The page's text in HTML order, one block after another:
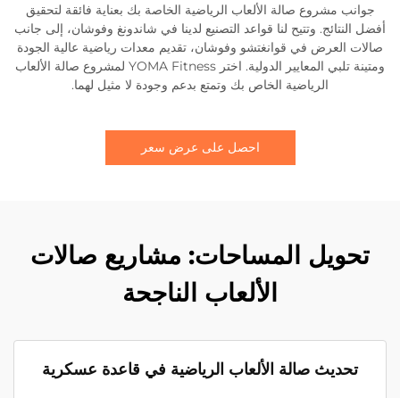
جوانب مشروع صالة الألعاب الرياضية الخاصة بك بعناية فائقة لتحقيق
أفضل النتائج. وتتيح لنا قواعد التصنيع لدينا في شاندونغ وفوشان، إلى جانب
صالات العرض في قوانغتشو وفوشان، تقديم معدات رياضية عالية الجودة
ومتينة تلبي المعايير الدولية. اختر YOMA Fitness لمشروع صالة الألعاب
الرياضية الخاص بك وتمتع بدعم وجودة لا مثيل لهما.
احصل على عرض سعر
تحويل المساحات: مشاريع صالات
الألعاب الناجحة
تحديث صالة الألعاب الرياضية في قاعدة عسكرية